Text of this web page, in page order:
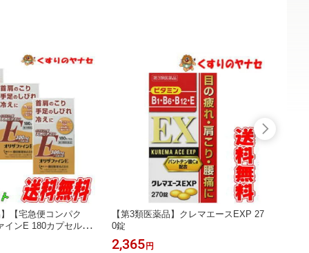
】【宅急便コンパク
インE 180カプセル×3
を促進する天然ビタ
【第3類医薬品】クレマエースEXP 27
0錠
2,365 円